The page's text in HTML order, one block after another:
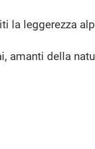
la leggerezza
amanti della